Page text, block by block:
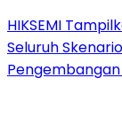
HIKSEMI
Seluruh